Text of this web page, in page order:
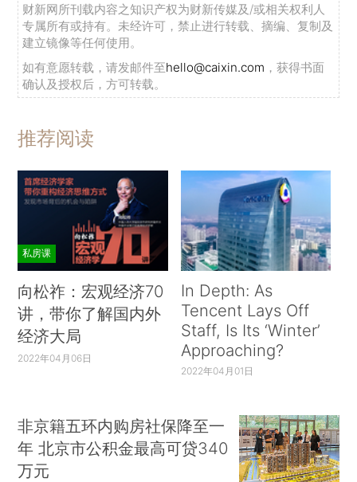
财新网所刊载内容之知识产权为财新传媒及/或相关权利人
专属所有或持有。未经许可，禁止进行转载、摘编、复制及
建立镜像等任何使用。
如有意愿转载，请发邮件至hello@caixin.com ，获得书面
确认及授权后，方可转载。
推荐阅读
私房课
向松祚：宏观经济70
讲，带你了解国内外
经济大局
2022年04月06日
In Depth: As
Tencent Lays Off
Staff, Is Its ‘Winter’
Approaching?
2022年04月01日
非京籍五环内购房社保降至一
年 北京市公积金最高可贷340
万元